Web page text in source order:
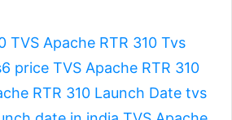
TVS Apache RTR 310 Tvs
price TVS Apache RTR 310
RTR 310 Launch Date tvs